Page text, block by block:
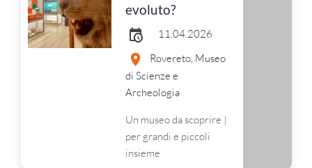
evoluto?
11.04.2026
Rovereto, Museo
di Scienze e
Archeologia
Un museo da scoprire |
per grandi e piccoli
insieme